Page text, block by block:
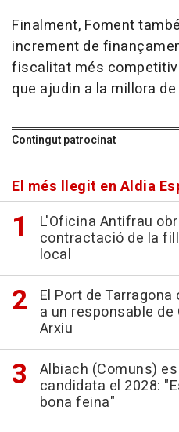
Finalment, Foment
increment de
fiscalitat més
que ajudin a la millora
Contingut patrocinat
El més llegit en Aldia
L'Oficina Antifrau
contractació de la
local
El Port de
a un responsable
Arxiu
Albiach (Comuns)
candidata el 2028:
bona feina"